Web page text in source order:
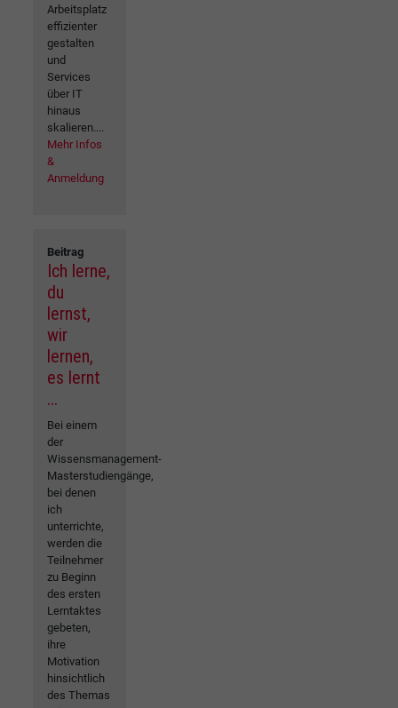
Arbeitsplatz
effizienter
gestalten
und
Services
über IT
hinaus
skalieren....
Mehr Infos
&
Anmeldung
Beitrag
Ich lerne,
du
lernst,
wir
lernen,
es lernt
...
Bei einem
der
Wissensmanagement-
Masterstudiengänge,
bei denen
ich
unterrichte,
werden die
Teilnehmer
zu Beginn
des ersten
Lerntaktes
gebeten,
ihre
Motivation
hinsichtlich
des Themas